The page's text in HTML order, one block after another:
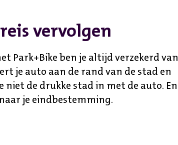
vervolgen
Park+Bike ben je altijd verzekerd van
je auto aan de rand van de stad en
niet de drukke stad in met de auto. En
je eindbestemming.